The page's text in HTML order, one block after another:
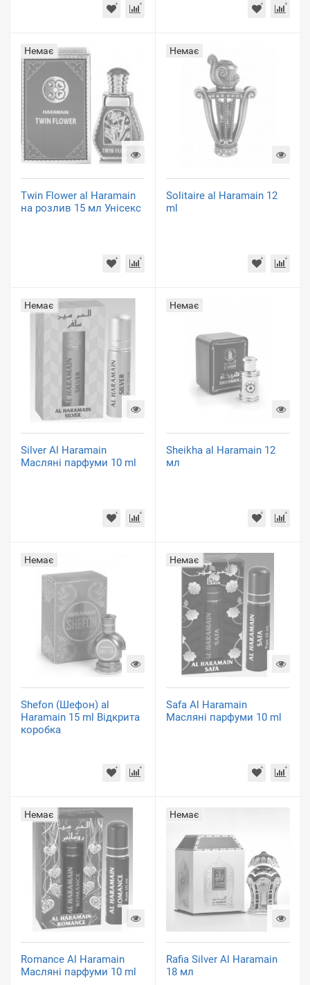
Немає
Twin Flower al Haramain
на розлив 15 мл Унісекс
Немає
Solitaire al Haramain 12
ml
Немає
Silver Al Haramain
Масляні парфуми 10 ml
Немає
Sheikha al Haramain 12
мл
Немає
Shefon (Шефон) al
Haramain 15 ml Відкрита
коробка
Немає
Safa Al Haramain
Масляні парфуми 10 ml
Немає
Romance Al Haramain
Масляні парфуми 10 ml
Немає
Rafia Silver Al Haramain
18 мл